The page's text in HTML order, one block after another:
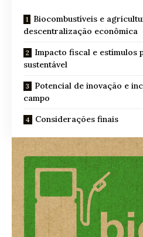
Biocombustíveis e
descentralização econômica
Impacto fiscal e estímulos
sustentável
Potencial de inovação e
campo
Considerações finais